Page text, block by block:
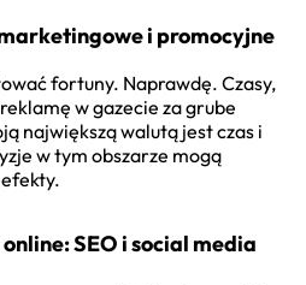
i promocyjne
fortuny. Naprawdę. Czasy,
w gazecie za grube
największą walutą jest czas i
w tym obszarze mogą
SEO i social media